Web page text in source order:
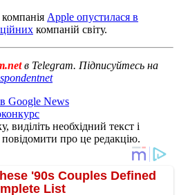
Apple опустилася в
компаній світу.
в Telegram. Підписуйтесь на
Google News
необхідний текст і
про це редакцію.